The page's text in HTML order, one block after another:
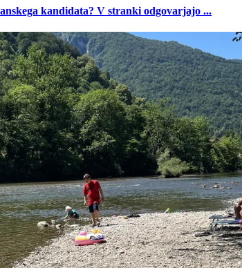
kandidata? V stranki odgovarjajo ...